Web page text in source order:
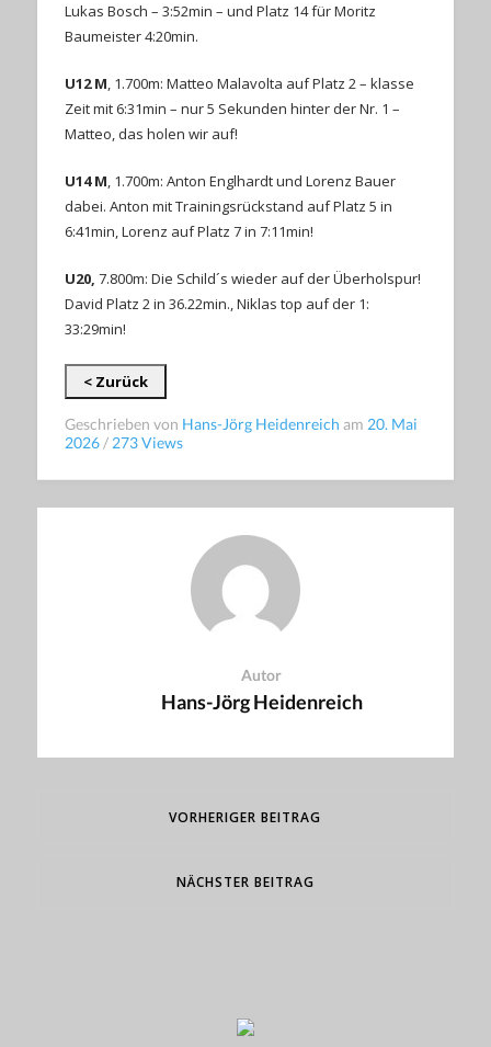
Lukas Bosch – 3:52min – und Platz 14 für Moritz
Baumeister 4:20min.
U12 M, 1.700m: Matteo Malavolta auf Platz 2 – klasse
Zeit mit 6:31min – nur 5 Sekunden hinter der Nr. 1 –
Matteo, das holen wir auf!
U14 M, 1.700m: Anton Englhardt und Lorenz Bauer
dabei. Anton mit Trainingsrückstand auf Platz 5 in
6:41min, Lorenz auf Platz 7 in 7:11min!
U20, 7.800m: Die Schild´s wieder auf der Überholspur!
David Platz 2 in 36.22min., Niklas top auf der 1:
33:29min!
< Zurück
Geschrieben von Hans-Jörg Heidenreich am 20. Mai
2026 / 273 Views
Autor
Hans-Jörg Heidenreich
VORHERIGER BEITRAG
NÄCHSTER BEITRAG